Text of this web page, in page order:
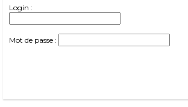
Login :
Mot de passe :